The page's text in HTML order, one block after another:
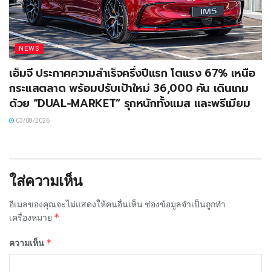
NEWS
เอ็มจี ประกาศความสำเร็จครึ่งปีแรก โตแรง 67% เหนือ
กระแสตลาด พร้อมปรับเป้าใหม่ 36,000 คัน เดินเกม
ด้วย “DUAL-MARKET” รุกหนักทั้งแมส และพรีเมียม
03/08/2026
ใส่ความเห็น
อีเมลของคุณจะไม่แสดงให้คนอื่นเห็น ช่องข้อมูลจำเป็นถูกทำ
เครื่องหมาย *
ความเห็น *